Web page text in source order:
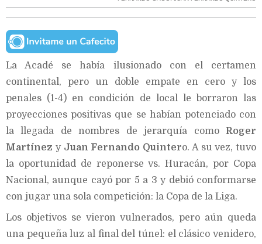
La Acadé se había ilusionado con el certamen
continental, pero un doble empate en cero y los
penales (1-4) en condición de local le borraron las
proyecciones positivas que se habían potenciado con
la llegada de nombres de jerarquía comoRoger
Martínez yJuan Fernando Quintero. A su vez, tuvo
la oportunidad de reponerse vs. Huracán, por Copa
Nacional, aunque cayó por 5 a 3 y debió conformarse
con jugar una sola competición: la Copa de la Liga.
Los objetivos se vieron vulnerados, pero aún queda
una pequeña luz al final del túnel: el clásico venidero,